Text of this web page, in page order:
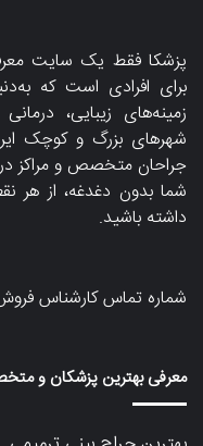
پزشکا فقط یک سایت
برای افرادی است که
زمینه‌های زیبایی،
شهرهای بزرگ و کوچک
جراحان متخصص و مراکز
شما بدون دغدغه، از هر
داشته باشید.
شماره تماس کارشناس
معرفی بهترین پزشکان و